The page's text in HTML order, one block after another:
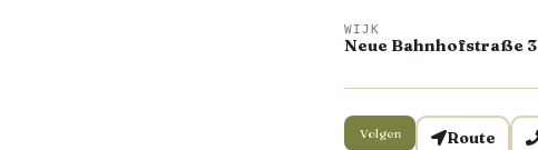
WIJK
Neue Bahnhofstraße 3
Volgen Route